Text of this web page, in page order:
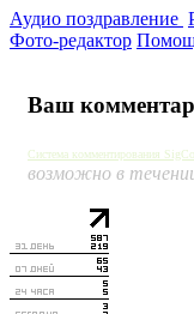
Аудио поздравление
Фото-редактор
Ваш
Система комментирования
возможно в